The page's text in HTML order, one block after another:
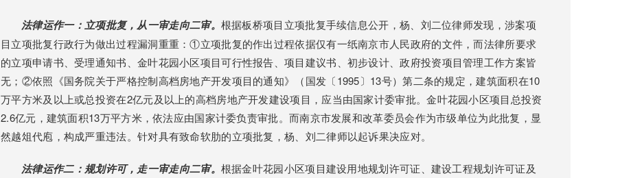
法律运作一：立项批复，从一审走向二审。 根据板桥项目立项批复手续信息公开，杨、刘二位律师发现，涉案项
目立项批复行政行为做出过程漏洞重重：①立项批复的作出过程依据仅有一纸南京市人民政府的文件，而法律所要求
的立项申请书、受理通知书、金叶花园小区项目可行性报告、项目建议书、初步设计、政府投资项目管理工作方案皆
无；②依照《国务院关于严格控制高档房地产开发项目的通知》（国发〔1995〕13号）第二条的规定，建筑面积在10
万平方米及以上或总投资在2亿元及以上的高档房地产开发建设项目，应当由国家计委审批。金叶花园小区项目总投资
2.6亿元，建筑面积13万平方米，依法应由国家计委负责审批。而南京市发展和改革委员会作为市级单位为此批复，显
然越俎代庖，构成严重违法。针对具有致命软肋的立项批复，杨、刘二律师以起诉果决应对。
法律运作二：规划许可，走一审走向二审。 根据金叶花园小区项目建设用地规划许可证、建设工程规划许可证及